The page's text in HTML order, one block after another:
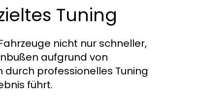
Tuning
nicht nur schneller,
aufgrund von
professionelles Tuning
führt.